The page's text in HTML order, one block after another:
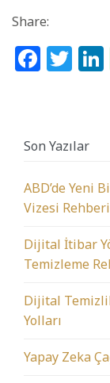
Share:
Son Yazılar
ABD’de Yeni
Vizesi Rehberi
Dijital İtibar
Temizleme
Dijital
Yolları
Yapay Zeka